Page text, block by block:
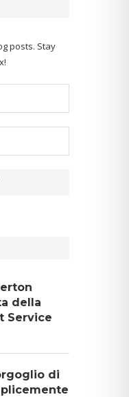
posts. Stay
della
Service
di